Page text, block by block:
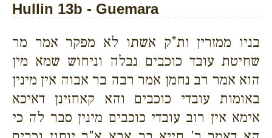
Hullin 13b - Guemara
בניו ממזרין ות"ק אשתו לא מפקר אמר מר
שחיטת עובד כוכבים נבלה וניחוש שמא מין
הוא אמר רב נחמן אמר רבה בר אבוה אין מינין
באומות עובדי כוכבים והא קאחזינן דאיכא
אימא אין רוב עובדי כוכבים מינין סבר לה כי